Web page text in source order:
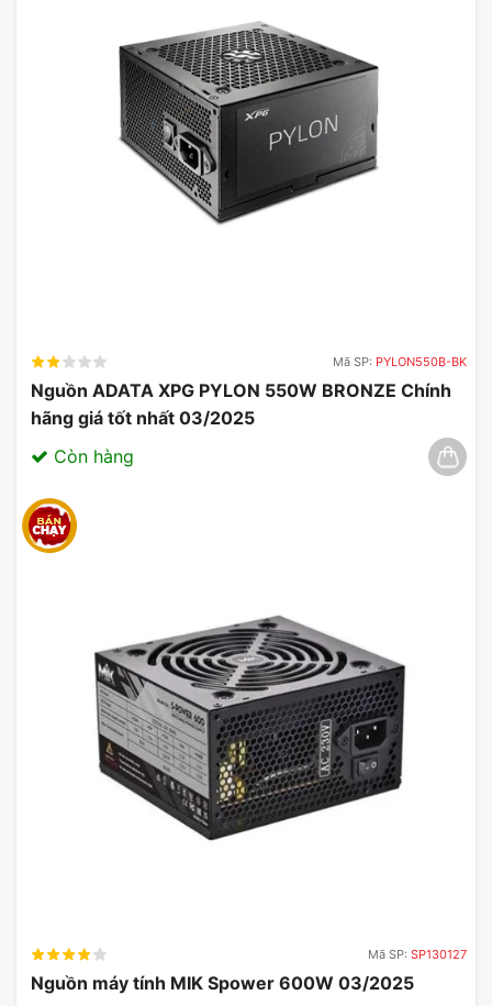
Mã SP: PYLON550B-BK
Nguồn ADATA XPG PYLON 550W BRONZE Chính
hãng giá tốt nhất 03/2025
Còn hàng
Mã SP: SP130127
Nguồn máy tính MIK Spower 600W 03/2025